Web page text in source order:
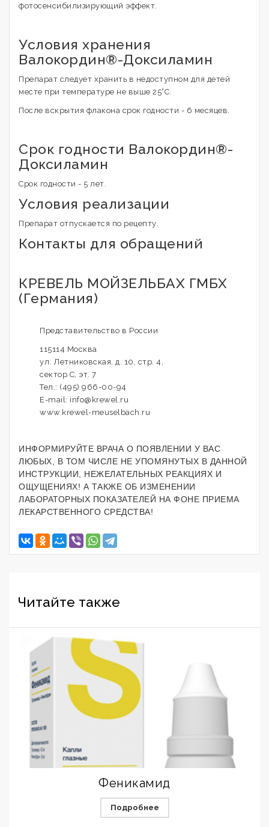
фотосенсибилизирующий эффект.
Условия хранения
Валокордин®-Доксиламин
Препарат следует хранить в недоступном для детей
месте при температуре не выше 25°С.
После вскрытия флакона срок годности - 6 месяцев.
Срок годности Валокордин®-
Доксиламин
Срок годности - 5 лет.
Условия реализации
Препарат отпускается по рецепту.
Контакты для обращений
КРЕВЕЛЬ МОЙЗЕЛЬБАХ ГМБХ
(Германия)
Представительство в России
115114 Москва
ул. Летниковская, д. 10, стр. 4,
сектор С, эт. 7
Тел.: (495) 966-00-94
E-mail: info@krewel.ru
www.krewel-meuselbach.ru
ИНФОРМИРУЙТЕ ВРАЧА О ПОЯВЛЕНИИ У ВАС
ЛЮБЫХ, В ТОМ ЧИСЛЕ НЕ УПОМЯНУТЫХ В ДАННОЙ
ИНСТРУКЦИИ, НЕЖЕЛАТЕЛЬНЫХ РЕАКЦИЯХ И
ОЩУЩЕНИЯХ! А ТАКЖЕ ОБ ИЗМЕНЕНИИ
ЛАБОРАТОРНЫХ ПОКАЗАТЕЛЕЙ НА ФОНЕ ПРИЕМА
ЛЕКАРСТВЕННОГО СРЕДСТВА!
Читайте также
Феникамид
Подробнее